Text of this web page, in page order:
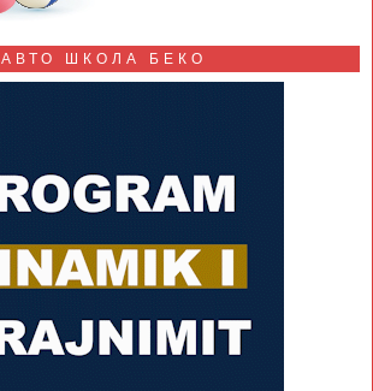
АВТО ШКОЛА БЕКО